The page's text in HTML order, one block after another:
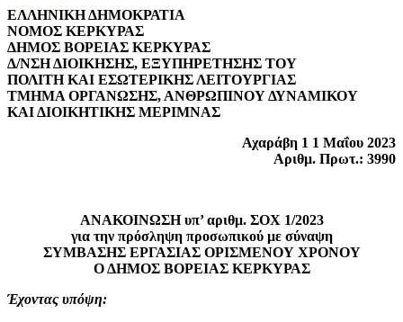
ΕΛΛΗΝΙΚΗ ΔΗΜΟΚΡΑΤΙΑ
ΝΟΜΟΣ ΚΕΡΚΥΡΑΣ
ΔΗΜΟΣ ΒΟΡΕΙΑΣ ΚΕΡΚΥΡΑΣ
Δ/ΝΣΗ ΔΙΟΙΚΗΣΗΣ, ΕΞΥΠΗΡΕΤΗΣΗΣ ΤΟΥ
ΠΟΛΙΤΗ ΚΑΙ ΕΣΩΤΕΡΙΚΗΣ ΛΕΙΤΟΥΡΓΙΑΣ
ΤΜΗΜΑ ΟΡΓΑΝΩΣΗΣ, ΑΝΘΡΩΠΙΝΟΥ ΔΥΝΑΜΙΚΟΥ
ΚΑΙ ΔΙΟΙΚΗΤΙΚΗΣ ΜΕΡΙΜΝΑΣ
Αχαράβη 1 1 Μαΐου 2023
Αριθμ. Πρωτ.: 3990
ΑΝΑΚΟΙΝΩΣΗ υπ’ αριθμ. ΣΟΧ 1/2023
για την πρόσληψη προσωπικού με σύναψη
ΣΥΜΒΑΣΗΣ ΕΡΓΑΣΙΑΣ ΟΡΙΣΜΕΝΟΥ ΧΡΟΝΟΥ
Ο ΔΗΜΟΣ ΒΟΡΕΙΑΣ ΚΕΡΚΥΡΑΣ
Έχοντας υπόψη: